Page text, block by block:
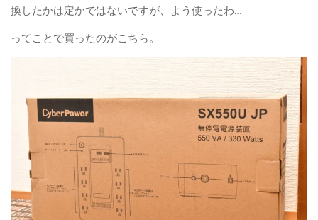
換したかは定かではないですが、よう使ったわ…
ってことで買ったのがこちら。